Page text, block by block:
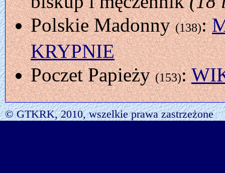
Polskie Madonny(138):
KRYPNIE
Poczet Papieży(153):
© GTKRK, 2010, wszelkie prawa zastrzeżone